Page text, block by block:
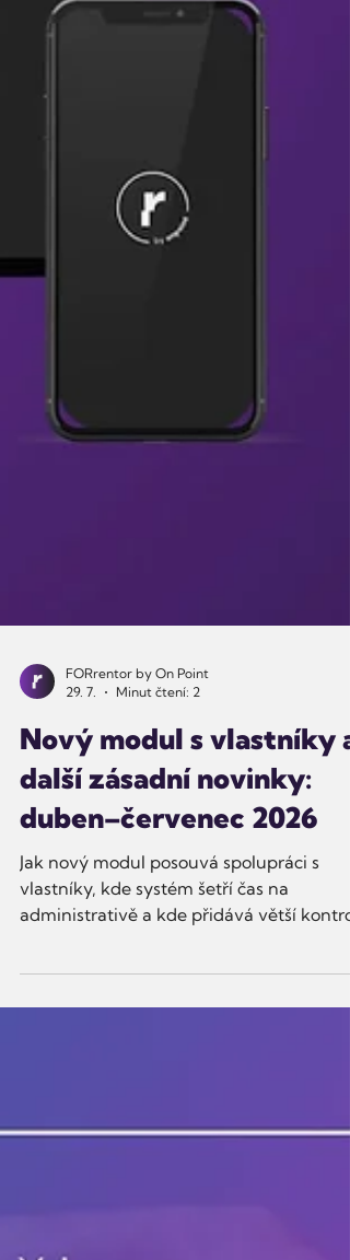
29. 7.
Minut čtení: 2
Nový modul s vlastníky a
další zásadní novinky:
duben–červenec 2026
Jak nový modul posouvá spolupráci s